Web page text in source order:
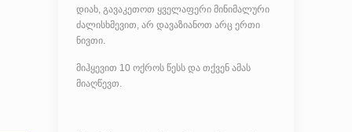
დიახ, გავაკეთოთ ყველაფერი მინიმალური
ძალისხმევით, არ დავაზიანოთ არც ერთი
ნივთი.
მიჰყევით 10 ოქროს წესს და თქვენ ამას
მიაღწევთ.